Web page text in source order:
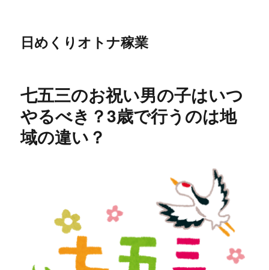
日めくりオトナ稼業
七五三のお祝い男の子はいつ
やるべき？3歳で行うのは地
域の違い？